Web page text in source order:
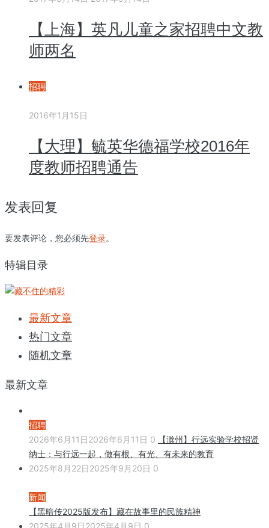
【上海】英凡儿童之家招聘中文教
师两名
招聘
2016年1月15日
【大理】毓英华德福学校2016年
度教师招聘通告
发表回复
要发表评论，您必须先登录。
特辑目录
最新文章
热门文章
随机文章
最新文章
招聘
2026年6月11日2026年6月11日 0
【滁州】行远实验学校招贤
纳士：与行远一起，做有根、有光、有未来的教育
2025年8月22日2025年9月20日 0
新闻
【黑暗传2025版发布】藏在故事里的民族精神
2025年4月9日2025年4月9日 0